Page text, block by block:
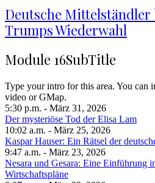
Deutsche
Trumps Wiederwahl
Module 16SubTitle
Type your intro for this area. You can
video or GMap.
5:30 p.m. - März 31, 2026
Der mysteriöse Tod der Elisa Lam
10:02 a.m. - März 25, 2026
Kaspar Hauser: Ein Rätsel der
9:47 a.m. - März 23, 2026
Nesara und Gesara: Eine Einführung
Wirtschaftspläne